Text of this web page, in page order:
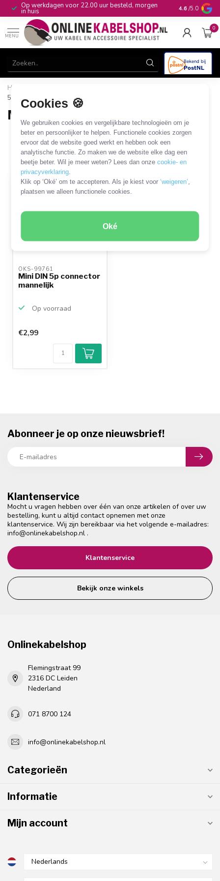
Cookies 🍪
We gebruiken cookies en vergelijkbare technologieën om je
beter en persoonlijker te helpen. Functionele cookies zorgen
ervoor dat de website goed werkt en hebben ook een
analytische functie. Zo maken we de website elke dag een
beetje beter. Wil je meer weten? Lees dan onzecookie- en
privacyverklaring
Klik op ‘Oké’ om te accepteren. Als je kiest voor‘weigeren’
plaatsen we alleen functionele cookies.
Oké
Op werkdagen voor 22.00 uur besteld, morgen
in huis 10+jaar
4.6 /5.0
MENU
0
Home
5-pins connectoren
Mini DIN 5-pins connectoren
1 PRODUCT
Filters SORTEER OP
OKS-99761
Mini DIN 5p connector
mannelijk
Op voorraad
€2,99
Klantenservice
Mocht u vragen hebben over één van onze artikelen of over uw
bestelling, kunt u altijd contact opnemen met onze
klantenservice. Wij zijn bereikbaar via het volgende e-mailadres:
info@onlinekabelshop.nl .
Klantenservice
Bekijk onze winkels
Abonneer je op onze nieuwsbrief!
Onlinekabelshop
Flemingstraat 99
2316 DC Leiden
Nederland
071 8700 124
info@onlinekabelshop.nl
Categorieën
Informatie
Mijn account